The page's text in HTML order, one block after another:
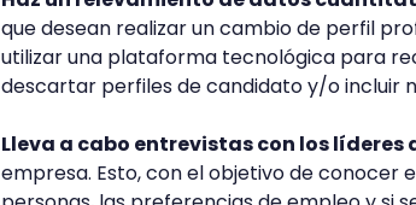
que desean realizar un cambio de perfil
utilizar una plataforma tecnológica para
descartar perfiles de candidato y/o incluir
Lleva a cabo entrevistas con los líderes
empresa. Esto, con el objetivo de conocer